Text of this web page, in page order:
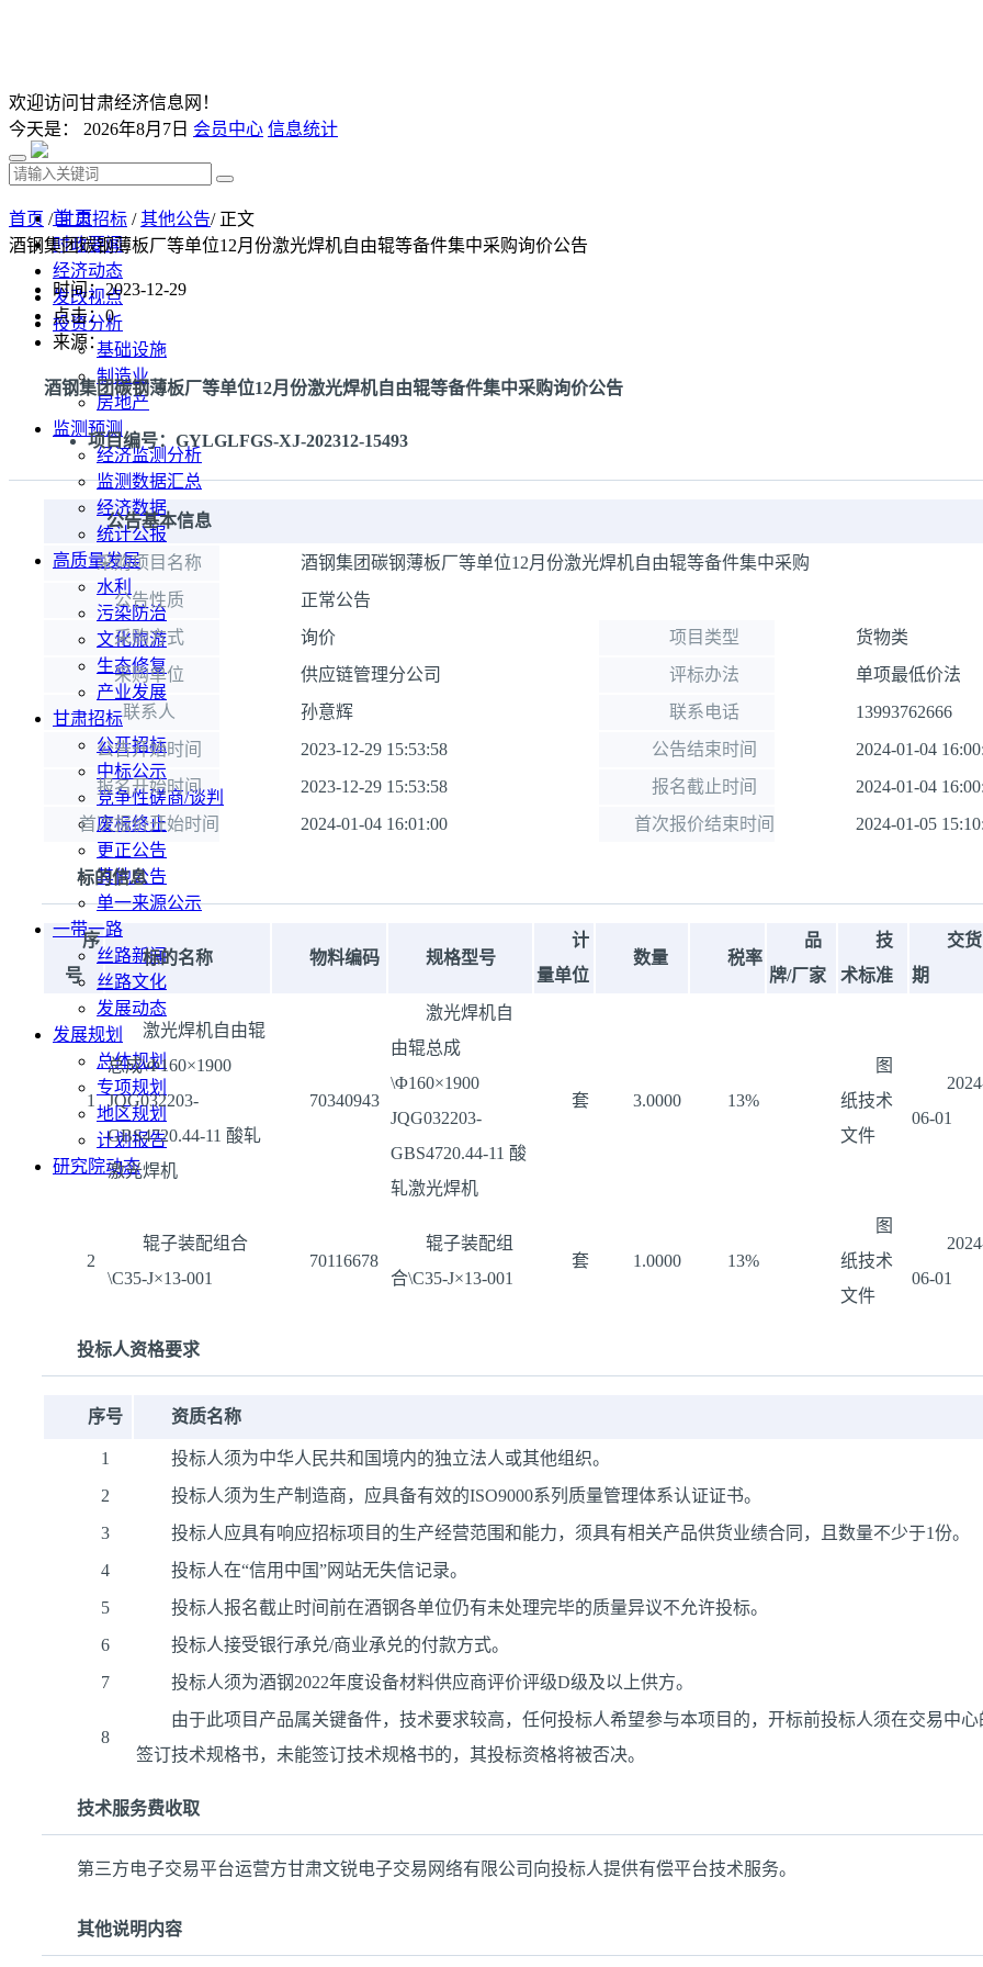
欢迎访问甘肃经济信息网！
今天是： 2026年8月7日 会员中心 信息统计
首 页
时政要闻
经济动态
发改视点
投资分析
基础设施
制造业
房地产
监测预测
经济监测分析
监测数据汇总
经济数据
统计公报
高质量发展
水利
污染防治
文化旅游
生态修复
产业发展
甘肃招标
公开招标
中标公示
竞争性磋商/谈判
废标终止
更正公告
其他公告
单一来源公示
一带一路
丝路新闻
丝路文化
发展动态
发展规划
总体规划
专项规划
地区规划
计划报告
研究院动态
首页 /甘肃招标 /其他公告/ 正文
酒钢集团碳钢薄板厂等单位12月份激光焊机自由辊等备件集中采购询价公告
时间：2023-12-29
点击：0
来源：
酒钢集团碳钢薄板厂等单位12月份激光焊机自由辊等备件集中采购询价公告
项目编号：GYLGLFGS-XJ-202312-15493
公告基本信息
采购项目名称
酒钢集团碳钢薄板厂等单位12月份激光焊机自由辊等备件集中采购
公告性质
正常公告
采购方式
询价 项目类型
货物类
采购单位
供应链管理分公司 评标办法
单项最低价法
联系人
孙意辉 联系电话
13993762666
公告开始时间
2023-12-29 15:53:58 公告结束时间
2024-01-04
报名开始时间
2023-12-29 15:53:58 报名截止时间
2024-01-04
首次报价开始时间
2024-01-04 16:01:00 首次报价结束时间 2024-01-05
标的信息
序
号
标的名称 物料编码 规格型号
计
量单位
数量 税率
品
牌/厂家
技
术标准
交
期
1
激光焊机自由辊
总成\Φ160×1900
JQG032203-
GBS4720.44-11 酸轧
激光焊机
70340943
激光焊机自
由辊总成
\Φ160×1900
JQG032203-
GBS4720.44-11 酸
轧激光焊机
套 3.0000 13%
图
纸技术
文件
06-01
2
辊子装配组合
\C35-J×13-001
70116678
辊子装配组
合\C35-J×13-001
套 1.0000 13%
图
纸技术
文件
06-01
投标人资格要求
序号 资质名称
1
投标人须为中华人民共和国境内的独立法人或其他组织。
2
投标人须为生产制造商，应具备有效的ISO9000系列质量管理体系认证证书。
3
投标人应具有响应招标项目的生产经营范围和能力，须具有相关产品供货业绩合同，且数量不少于1份。
4
投标人在“信用中国”网站无失信记录。
5
投标人报名截止时间前在酒钢各单位仍有未处理完毕的质量异议不允许投标。
6
投标人接受银行承兑/商业承兑的付款方式。
7
投标人须为酒钢2022年度设备材料供应商评价评级D级及以上供方。
8
由于此项目产品属关键备件，技术要求较高，任何投标人希望参与本项目的，开标前投标人须在交易中
签订技术规格书，未能签订技术规格书的，其投标资格将被否决。
技术服务费收取
第三方电子交易平台运营方甘肃文锐电子交易网络有限公司向投标人提供有偿平台技术服务。
其他说明内容